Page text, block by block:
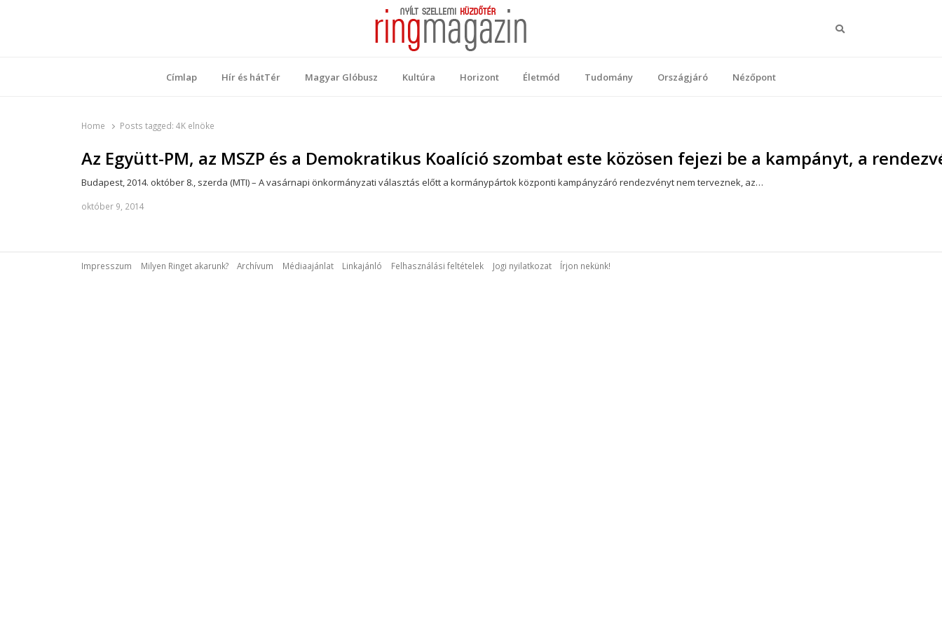
Címlap Hír és hátTér Magyar Glóbusz Kultúra Horizont Életmód Tudomány Országjáró Nézőpont
Home Posts tagged: 4K elnöke
Az Együtt-PM, az MSZP és a Demokratikus Koalíció szombat este közösen fejezi be a kampányt, a
Budapest, 2014. október 8., szerda (MTI) – A vasárnapi önkormányzati választás előtt a kormánypártok központi kampányzáró rendezvényt nem terveznek, az…
október 9, 2014
Impresszum Milyen Ringet akarunk? Archívum Médiaajánlat Linkajánló Felhasználási feltételek Jogi nyilatkozat Írjon nekünk!